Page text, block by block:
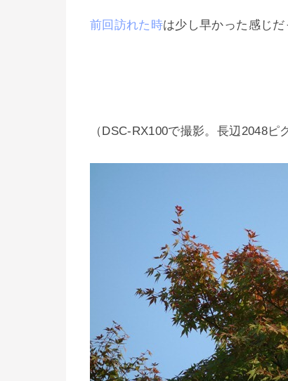
前回訪れた時は少し早かった感じ
（DSC-RX100で撮影。長辺2048